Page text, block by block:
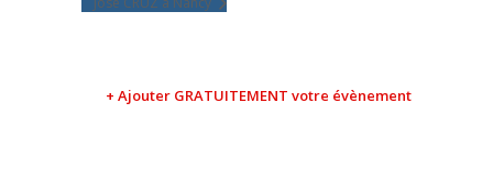
+ Ajouter GRATUITEMENT votre évènement